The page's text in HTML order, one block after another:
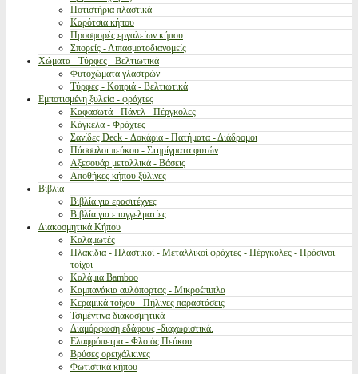
Ποτιστήρια πλαστικά
Καρότσια κήπου
Προσφορές εργαλείων κήπου
Σπορείς - Λιπασματοδιανομείς
Χώματα - Τύρφες - Βελτιωτικά
Φυτοχώματα γλαστρών
Τύρφες - Κοπριά - Βελτιωτικά
Εμποτισμένη ξυλεία - φράχτες
Καφασωτά - Πάνελ - Πέργκολες
Κάγκελα - Φράχτες
Σανίδες Deck - Δοκάρια - Πατήματα - Διάδρομοι
Πάσσαλοι πεύκου - Στηρίγματα φυτών
Αξεσουάρ μεταλλικά - Βάσεις
Αποθήκες κήπου ξύλινες
Βιβλία
Βιβλία για ερασιτέχνες
Βιβλία για επαγγελματίες
Διακοσμητικά Κήπου
Καλαμωτές
Πλακίδια - Πλαστικοί - Μεταλλικοί φράχτες - Πέργκολες - Πράσινοι
τοίχοι
Καλάμια Bamboo
Καμπανάκια αυλόπορτας - Μικροέπιπλα
Κεραμικά τοίχου - Πήλινες παραστάσεις
Τσιμέντινα διακοσμητικά
Διαμόρφωση εδάφους -διαχωριστικά.
Ελαφρόπετρα - Φλοιός Πεύκου
Βρύσες ορειχάλκινες
Φωτιστικά κήπου